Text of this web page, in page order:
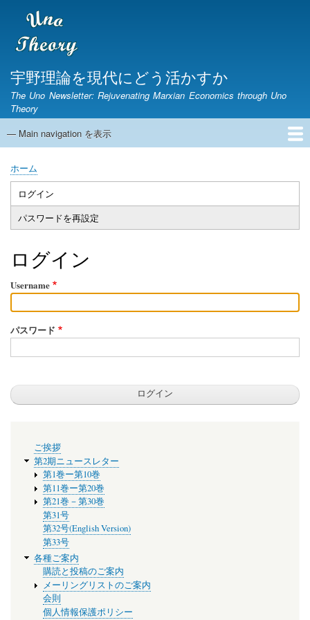
ン
テ
ン
移
宇野理論を現代にどう活かすか
The Uno Newsletter: Rejuvenating Marxian Economics through Uno
Theory
Main
— Main navigation を表示
ホーム
ニュースレター
宇野弘蔵没後30年研究集会
第1期ニュースレター
English Page
パ
ン
く
ず
ホーム
Primary
tabs
ログイン
パスワードを再設定
ログイン
Username
パスワード
ニ
ュ
ー
ご挨拶
第2期ニュースレター
第1巻ー第10巻
第11巻ー第20巻
第21巻－第30巻
第31号
第32号(English Version)
第33号
各種ご案内
購読と投稿のご案内
メーリングリストのご案内
会則
個人情報保護ポリシー